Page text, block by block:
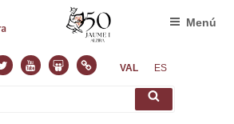
YoutubeSlideshare
NormasVAL ES
Cerca
Menú